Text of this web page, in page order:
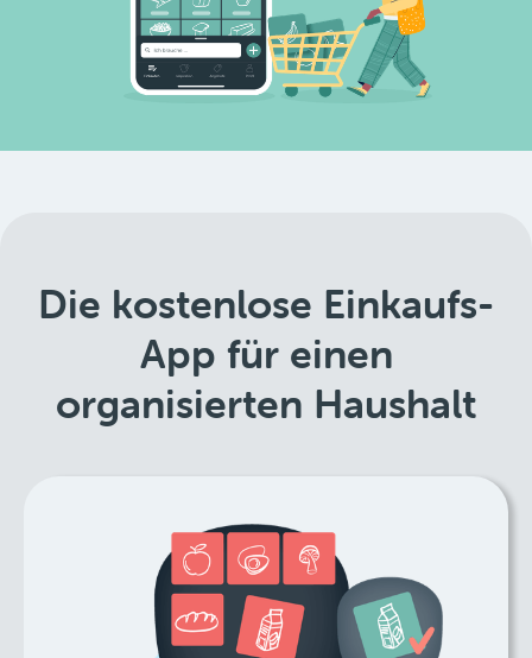
Die kostenlose Einkaufs-
App für einen
organisierten Haushalt